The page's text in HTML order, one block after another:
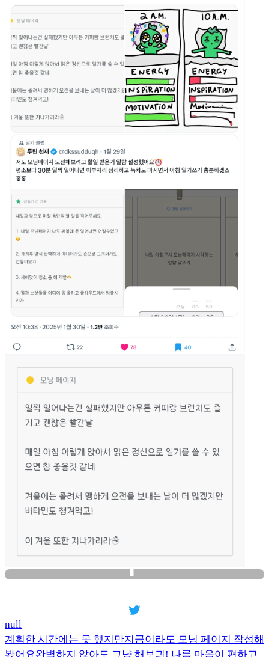
null
계획한 시간에는 못 했지만지금이라도 모닝 페이지 작성해
봤어요완벽하지 않아도 그냥 해보긔! 나름 마음이 편하고